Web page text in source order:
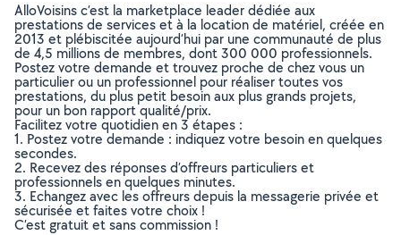
AlloVoisins c’est la marketplace leader dédiée aux
prestations de services et à la location de matériel, créée en
2013 et plébiscitée aujourd’hui par une communauté de plus
de 4,5 millions de membres, dont 300 000 professionnels.
Postez votre demande et trouvez proche de chez vous un
particulier ou un professionnel pour réaliser toutes vos
prestations, du plus petit besoin aux plus grands projets,
pour un bon rapport qualité/prix.
Facilitez votre quotidien en 3 étapes :
1. Postez votre demande : indiquez votre besoin en quelques
secondes.
2. Recevez des réponses d’offreurs particuliers et
professionnels en quelques minutes.
3. Echangez avec les offreurs depuis la messagerie privée et
sécurisée et faites votre choix !
C’est gratuit et sans commission !